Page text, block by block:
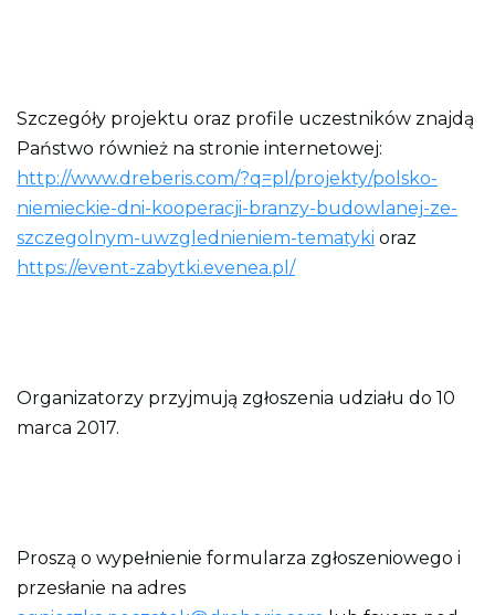
Szczegóły projektu oraz profile uczestników znajdą
Państwo również na stronie internetowej:
http://www.dreberis.com/?q=pl/projekty/polsko-
niemieckie-dni-kooperacji-branzy-budowlanej-ze-
szczegolnym-uwzglednieniem-tematyki oraz
https://event-zabytki.evenea.pl/
Organizatorzy przyjmują zgłoszenia udziału do 10
marca 2017.
Proszą o wypełnienie formularza zgłoszeniowego i
przesłanie na adres